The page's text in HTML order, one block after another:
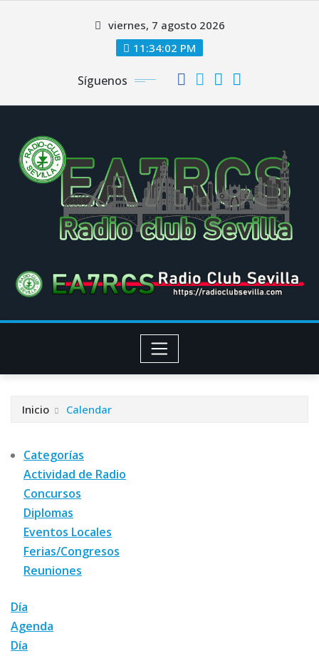
viernes, 7 agosto 2026
11:34:02 PM
Síguenos
Inicio Calendar
Categorías
Actividad de Radio
Concursos
Diplomas
Eventos Locales
Ferias/Congresos
Reuniones
Día
Agenda
Día